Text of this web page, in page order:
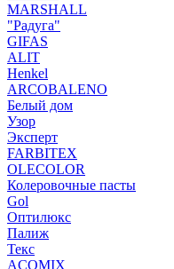
MARSHALL
"Радуга"
GIFAS
ALIT
Henkel
ARCOBALENO
Белый дом
Узор
Эксперт
FARBITEX
OLECOLOR
Колеровочные пасты
Gol
Оптилюкс
Палиж
Текс
ACOMIX